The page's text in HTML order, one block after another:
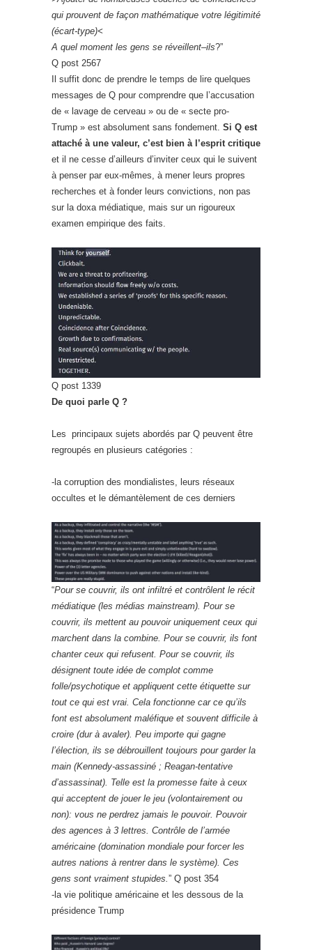
qui prouvent de façon mathématique votre légitimité
(écart-type)<
A quel moment les gens se réveillent–ils?”
Q post 2567
Il suffit donc de prendre le temps de lire quelques
messages de Q pour comprendre que l’accusation
de « lavage de cerveau » ou de « secte pro-
Trump » est absolument sans fondement. Si Q est
attaché à une valeur, c’est bien à l’esprit critique
et il ne cesse d’ailleurs d’inviter ceux qui le suivent
à penser par eux-mêmes, à mener leurs propres
recherches et à fonder leurs convictions, non pas
sur la doxa médiatique, mais sur un rigoureux
examen empirique des faits.
Q post 1339
De quoi parle Q ?
Les principaux sujets abordés par Q peuvent être
regroupés en plusieurs catégories :
-la corruption des mondialistes, leurs réseaux
occultes et le démantèlement de ces derniers
“Pour se couvrir, ils ont infiltré et contrôlent le récit
médiatique (les médias mainstream). Pour se
couvrir, ils mettent au pouvoir uniquement ceux qui
marchent dans la combine. Pour se couvrir, ils font
chanter ceux qui refusent. Pour se couvrir, ils
désignent toute idée de complot comme
folle/psychotique et appliquent cette étiquette sur
tout ce qui est vrai. Cela fonctionne car ce qu’ils
font est absolument maléfique et souvent difficile à
croire (dur à avaler). Peu importe qui gagne
l’élection, ils se débrouillent toujours pour garder la
main (Kennedy-assassiné ; Reagan-tentative
d’assassinat). Telle est la promesse faite à ceux
qui acceptent de jouer le jeu (volontairement ou
non): vous ne perdrez jamais le pouvoir. Pouvoir
des agences à 3 lettres. Contrôle de l’armée
américaine (domination mondiale pour forcer les
autres nations à rentrer dans le système). Ces
gens sont vraiment stupides. ” Q post 354
-la vie politique américaine et les dessous de la
présidence Trump